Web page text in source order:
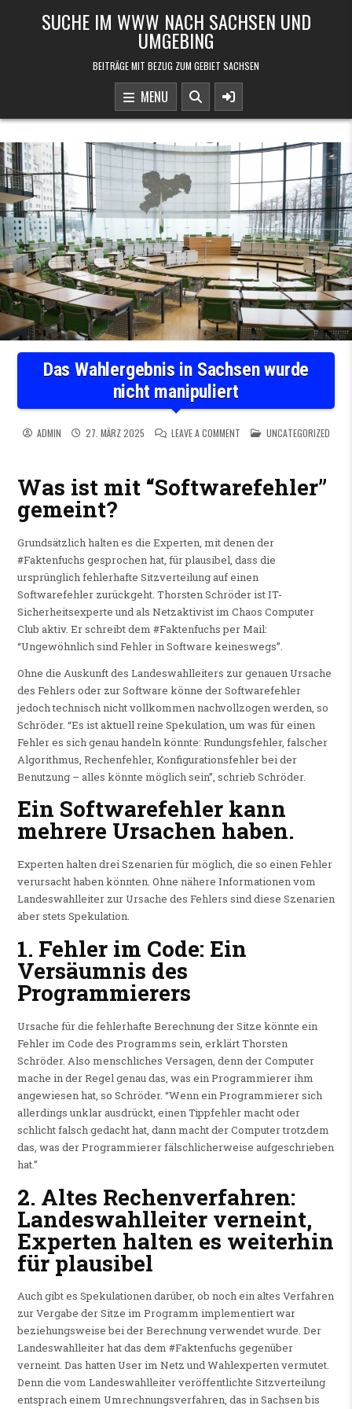
SUCHE IM WWW NACH SACHSEN UND
UMGEBING
BEITRÄGE MIT BEZUG ZUM GEBIET SACHSEN
MENU
Das Wahlergebnis in Sachsen wurde
nicht manipuliert
ADMIN 27. MÄRZ 2025 LEAVE A COMMENTON DAS WAHLERGEBNIS IN
POSTED IN
UNCATEGORIZED
Was ist mit “Softwarefehler”
gemeint?
Grundsätzlich halten es die Experten, mit denen der
#Faktenfuchs gesprochen hat, für plausibel, dass die
ursprünglich fehlerhafte Sitzverteilung auf einen
Softwarefehler zurückgeht. Thorsten Schröder ist IT-
Sicherheitsexperte und als Netzaktivist im Chaos Computer
Club aktiv. Er schreibt dem #Faktenfuchs per Mail:
“Ungewöhnlich sind Fehler in Software keineswegs”.
Ohne die Auskunft des Landeswahlleiters zur genauen Ursache
des Fehlers oder zur Software könne der Softwarefehler
jedoch technisch nicht vollkommen nachvollzogen werden, so
Schröder. “Es ist aktuell reine Spekulation, um was für einen
Fehler es sich genau handeln könnte: Rundungsfehler, falscher
Algorithmus, Rechenfehler, Konfigurationsfehler bei der
Benutzung – alles könnte möglich sein”, schrieb Schröder.
Ein Softwarefehler kann
mehrere Ursachen haben.
Experten halten drei Szenarien für möglich, die so einen Fehler
verursacht haben könnten. Ohne nähere Informationen vom
Landeswahlleiter zur Ursache des Fehlers sind diese Szenarien
aber stets Spekulation.
1. Fehler im Code: Ein
Versäumnis des
Programmierers
Ursache für die fehlerhafte Berechnung der Sitze könnte ein
Fehler im Code des Programms sein, erklärt Thorsten
Schröder. Also menschliches Versagen, denn der Computer
mache in der Regel genau das, was ein Programmierer ihm
angewiesen hat, so Schröder. “Wenn ein Programmierer sich
allerdings unklar ausdrückt, einen Tippfehler macht oder
schlicht falsch gedacht hat, dann macht der Computer trotzdem
das, was der Programmierer fälschlicherweise aufgeschrieben
hat.”
2. Altes Rechenverfahren:
Landeswahlleiter verneint,
Experten halten es weiterhin
für plausibel
Auch gibt es Spekulationen darüber, ob noch ein altes Verfahren
zur Vergabe der Sitze im Programm implementiert war
beziehungsweise bei der Berechnung verwendet wurde. Der
Landeswahlleiter hat das dem #Faktenfuchs gegenüber
verneint. Das hatten User im Netz und Wahlexperten vermutet.
Denn die vom Landeswahlleiter veröffentlichte Sitzverteilung
entsprach einem Umrechnungsverfahren, das in Sachsen bis